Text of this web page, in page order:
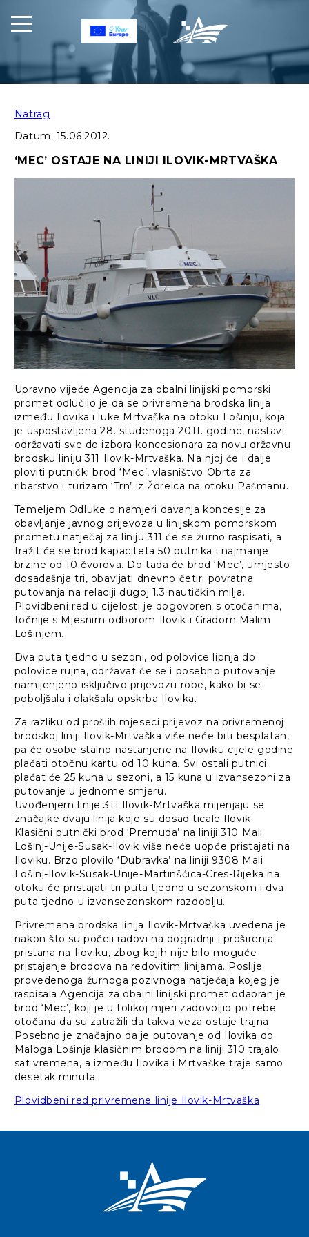
Natrag
Datum: 15.06.2012.
‘MEC’ OSTAJE NA LINIJI ILOVIK-MRTVAŠKA
Upravno vijeće Agencija za obalni linijski pomorski
promet odlučilo je da se privremena brodska linija
između Ilovika i luke Mrtvaška na otoku Lošinju, koja
je uspostavljena 28. studenoga 2011. godine, nastavi
održavati sve do izbora koncesionara za novu državnu
brodsku liniju 311 Ilovik-Mrtvaška. Na njoj će i dalje
ploviti putnički brod ‘Mec’, vlasništvo Obrta za
ribarstvo i turizam ‘Trn’ iz Ždrelca na otoku Pašmanu.
Temeljem Odluke o namjeri davanja koncesije za
obavljanje javnog prijevoza u linijskom pomorskom
prometu natječaj za liniju 311 će se žurno raspisati, a
tražit će se brod kapaciteta 50 putnika i najmanje
brzine od 10 čvorova. Do tada će brod ‘Mec’, umjesto
dosadašnja tri, obavljati dnevno četiri povratna
putovanja na relaciji dugoj 1.3 nautičkih milja.
Plovidbeni red u cijelosti je dogovoren s otočanima,
točnije s Mjesnim odborom Ilovik i Gradom Malim
Lošinjem.
Dva puta tjedno u sezoni, od polovice lipnja do
polovice rujna, održavat će se i posebno putovanje
namijenjeno isključivo prijevozu robe, kako bi se
poboljšala i olakšala opskrba Ilovika.
Za razliku od prošlih mjeseci prijevoz na privremenoj
brodskoj liniji Ilovik-Mrtvaška više neće biti besplatan,
pa će osobe stalno nastanjene na Iloviku cijele godine
plaćati otočnu kartu od 10 kuna. Svi ostali putnici
plaćat će 25 kuna u sezoni, a 15 kuna u izvansezoni za
putovanje u jednome smjeru.
Uvođenjem linije 311 Ilovik-Mrtvaška mijenjaju se
značajke dvaju linija koje su dosad ticale Ilovik.
Klasični putnički brod ‘Premuda’ na liniji 310 Mali
Lošinj-Unije-Susak-Ilovik više neće uopće pristajati na
Iloviku. Brzo plovilo ‘Dubravka’ na liniji 9308 Mali
Lošinj-Ilovik-Susak-Unije-Martinšćica-Cres-Rijeka na
otoku će pristajati tri puta tjedno u sezonskom i dva
puta tjedno u izvansezonskom razdoblju.
Privremena brodska linija Ilovik-Mrtvaška uvedena je
nakon što su počeli radovi na dogradnji i proširenja
pristana na Iloviku, zbog kojih nije bilo moguće
pristajanje brodova na redovitim linijama. Poslije
provedenoga žurnoga pozivnoga natječaja kojeg je
raspisala Agencija za obalni linijski promet odabran je
brod ‘Mec’, koji je u tolikoj mjeri zadovoljio potrebe
otočana da su zatražili da takva veza ostaje trajna.
Posebno je značajno da je putovanje od Ilovika do
Maloga Lošinja klasičnim brodom na liniji 310 trajalo
sat vremena, a između Ilovika i Mrtvaške traje samo
desetak minuta.
Plovidbeni red privremene linije Ilovik-Mrtvaška